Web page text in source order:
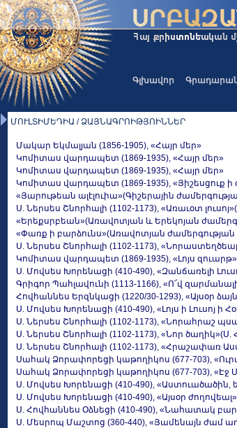
Գլխավոր
ՄՈՒԼՏԻՄԵԴԻԱ / ՁԱՅՆԱԳՐՈԻԹՅՈԻՆՆԵՐ
Մակար Եկմալյան (1856-1905), «Հայր մեր»
Կոմիտաս վարդապետ (1869-1935), «Հայր մեր»
Կոմիտաս վարդապետ (1869-1935), «Հայր մեր»
Կոմիտաս վարդապետ (1869-1935), «Յիշեսցուք ի
«Յարութեան ալէլուիա»(Գիշերային
Ս. Ներսես Շնորհալի (1102-1173), «Առաւօտ
«Երեքսրբեան»(Առավոտյան և Երեկոյան
«Փառք ի բարձունս»(Առավոտյան ժամերգության
Ս. Ներսես Շնորհալի (1102-1173),
Կոմիտաս վարդապետ (1869-1935), «Լոյս
Ս. Մովսես Խորենացի (410-490), «Զանճառելի
Գրիգոր Պահլավունի (1113-1166), «Ո՜վ
Հովհաննես Երզնկացի (1220/30-1293), «Այսօր
Ս. Մովսես Խորենացի (410-490), «Լոյս ի
Ս. Ներսես Շնորհալի (1102-1173),
Ս. Ներսես Շնորհալի (1102-1173), «Նոր
Ս. Ներսես Շնորհալի (1102-1173), «Հրաշափառ
Սահակ Ձորափորեցի կաթողիկոս (677-703),
Սահակ Ձորափորեցի կաթողիկոս (677-703),
Ս. Մովսես Խորենացի (410-490),
Ս. Մովսես Խորենացի (410-490), «Այսօր
Ս. Հովհաննես Օձնեցի (410-490), «Նահատակ
Ս. Մեսրոպ Մաշտոց (360-440), «Յամենայն ժամ